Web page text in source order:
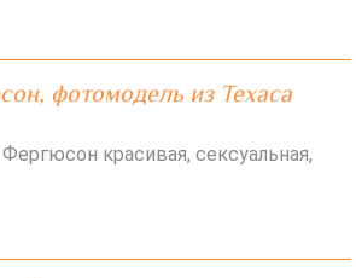
фотомодель из Техаса
красивая, сексуальная,